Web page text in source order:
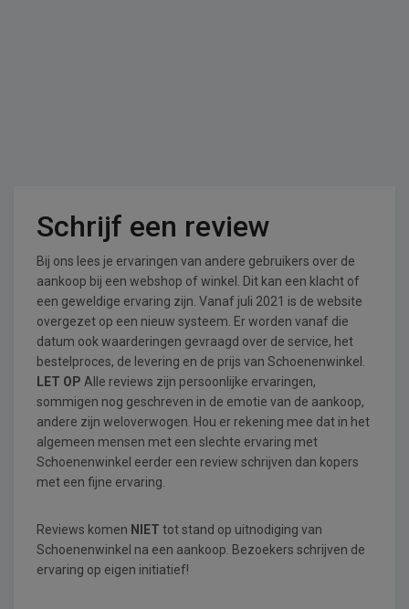
Schrijf een review
Bij ons lees je ervaringen van andere gebruikers over de
aankoop bij een webshop of winkel. Dit kan een klacht of
een geweldige ervaring zijn. Vanaf juli 2021 is de website
overgezet op een nieuw systeem. Er worden vanaf die
datum ook waarderingen gevraagd over de service, het
bestelproces, de levering en de prijs van Schoenenwinkel.
LET OP Alle reviews zijn persoonlijke ervaringen,
sommigen nog geschreven in de emotie van de aankoop,
andere zijn weloverwogen. Hou er rekening mee dat in het
algemeen mensen met een slechte ervaring met
Schoenenwinkel eerder een review schrijven dan kopers
met een fijne ervaring.
Reviews komen NIET tot stand op uitnodiging van
Schoenenwinkel na een aankoop. Bezoekers schrijven de
ervaring op eigen initiatief!